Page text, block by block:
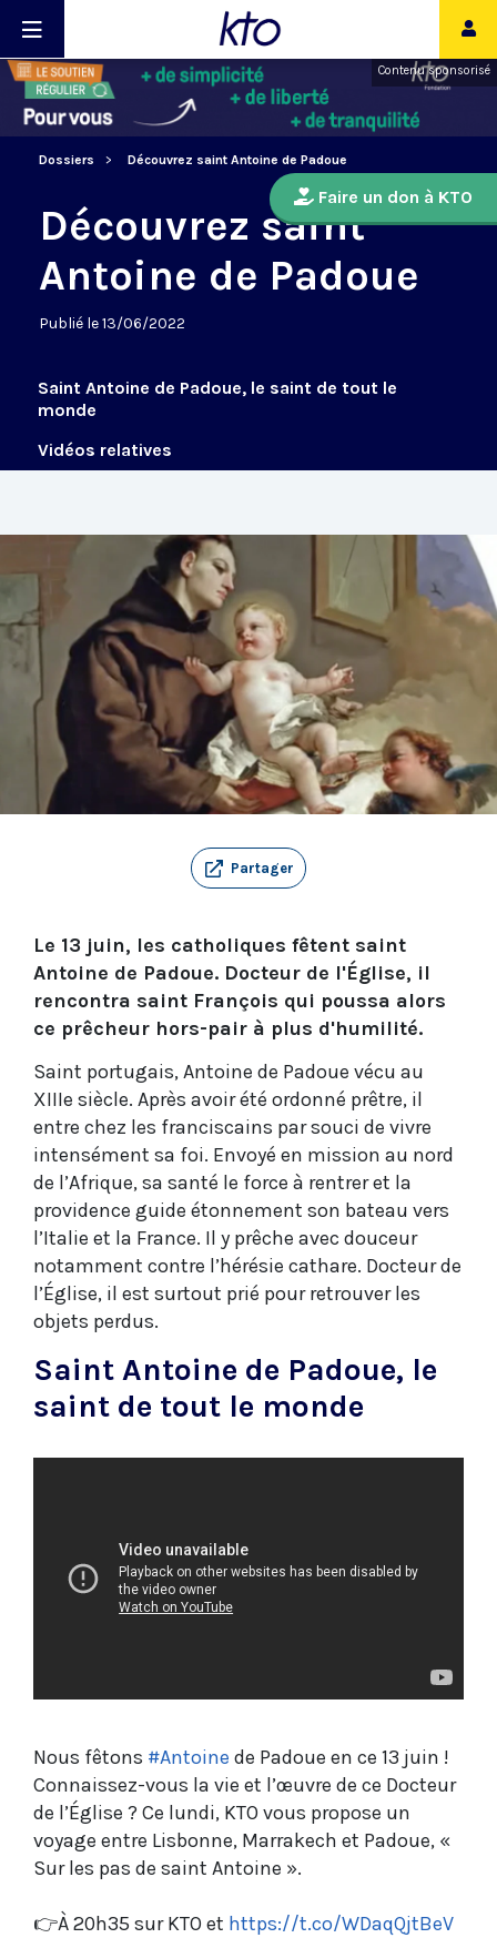
Contenu sponsorisé
Dossiers Découvrez saint Antoine de Padoue
Faire un don à KTO
Découvrez saint
Antoine de Padoue
Publié le 13/06/2022
Saint Antoine de Padoue, le saint de tout le
monde
Vidéos relatives
Partager
Le 13 juin, les catholiques fêtent saint
Antoine de Padoue. Docteur de l'Église, il
rencontra saint François qui poussa alors
ce prêcheur hors-pair à plus d'humilité.
Saint portugais, Antoine de Padoue vécu au
XIIIe siècle. Après avoir été ordonné prêtre, il
entre chez les franciscains par souci de vivre
intensément sa foi. Envoyé en mission au nord
de l’Afrique, sa santé le force à rentrer et la
providence guide étonnement son bateau vers
l’Italie et la France. Il y prêche avec douceur
notamment contre l’hérésie cathare. Docteur de
l’Église, il est surtout prié pour retrouver les
objets perdus.
Saint Antoine de Padoue, le
saint de tout le monde
Nous fêtons #Antoine de Padoue en ce 13 juin !
Connaissez-vous la vie et l’œuvre de ce Docteur
de l’Église ? Ce lundi, KTO vous propose un
voyage entre Lisbonne, Marrakech et Padoue, «
Sur les pas de saint Antoine ».
👉À 20h35 sur KTO et https://t.co/WDaqQjtBeV